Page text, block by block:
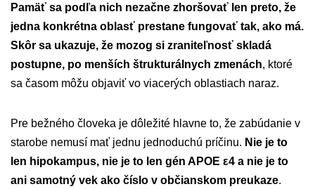
Pamäť sa podľa nich nezačne zhoršovať len preto, že
jedna konkrétna oblasť prestane fungovať tak, ako má.
Skôr sa ukazuje, že mozog si zraniteľnosť skladá
postupne, po menších štrukturálnych zmenách, ktoré
sa časom môžu objaviť vo viacerých oblastiach naraz.
Pre bežného človeka je dôležité hlavne to, že zabúdanie v
starobe nemusí mať jednu jednoduchú príčinu. Nie je to
len hipokampus, nie je to len gén APOE ε4 a nie je to
ani samotný vek ako číslo v občianskom preukaze.